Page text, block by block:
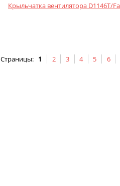
Крыльчатка вентилятора D1146T/
Страницы: 1 2 3 4 5 6